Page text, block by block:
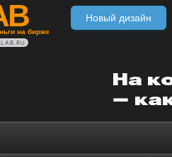
на бирже
Новый дизайн